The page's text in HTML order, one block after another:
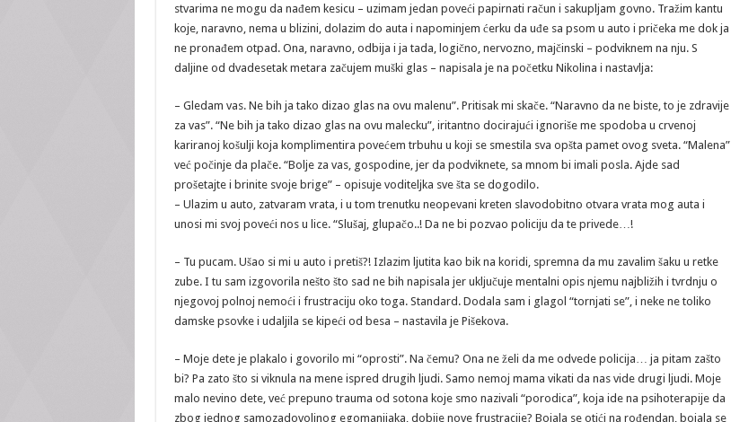
stvarima ne mogu da nađem kesicu – uzimam jedan poveći papirnati račun i sakupljam govno. Tražim kantu
koje, naravno, nema u blizini, dolazim do auta i napominjem ćerku da uđe sa psom u auto i pričeka me dok ja
ne pronađem otpad. Ona, naravno, odbija i ja tada, logično, nervozno, majčinski – podviknem na nju. S
daljine od dvadesetak metara začujem muški glas – napisala je na početku Nikolina i nastavlja:
– Gledam vas. Ne bih ja tako dizao glas na ovu malenu”. Pritisak mi skače. “Naravno da ne biste, to je zdravije
za vas”. “Ne bih ja tako dizao glas na ovu malecku”, iritantno docirajući ignoriše me spodoba u crvenoj
kariranoj košulji koja komplimentira povećem trbuhu u koji se smestila sva opšta pamet ovog sveta. “Malena”
već počinje da plače. “Bolje za vas, gospodine, jer da podviknete, sa mnom bi imali posla. Ajde sad
prošetajte i brinite svoje brige” – opisuje voditeljka sve šta se dogodilo.
– Ulazim u auto, zatvaram vrata, i u tom trenutku neopevani kreten slavodobitno otvara vrata mog auta i
unosi mi svoj poveći nos u lice. “Slušaj, glupačo..! Da ne bi pozvao policiju da te privede…!
– Tu pucam. Ušao si mi u auto i pretiš?! Izlazim ljutita kao bik na koridi, spremna da mu zavalim šaku u retke
zube. I tu sam izgovorila nešto što sad ne bih napisala jer uključuje mentalni opis njemu najbližih i tvrdnju o
njegovoj polnoj nemoći i frustraciju oko toga. Standard. Dodala sam i glagol “tornjati se”, i neke ne toliko
damske psovke i udaljila se kipeći od besa – nastavila je Pišekova.
– Moje dete je plakalo i govorilo mi “oprosti”. Na čemu? Ona ne želi da me odvede policija… ja pitam zašto
bi? Pa zato što si viknula na mene ispred drugih ljudi. Samo nemoj mama vikati da nas vide drugi ljudi. Moje
malo nevino dete, već prepuno trauma od sotona koje smo nazivali “porodica”, koja ide na psihoterapije da
zbog jednog samozadovoljnog egomanijaka, dobije nove frustracije? Bojala se otići na rođendan, bojala se